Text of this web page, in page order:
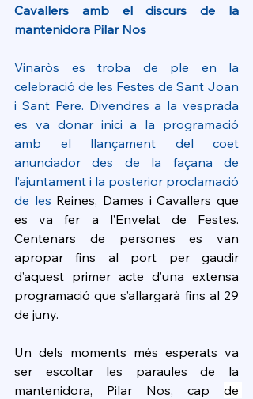
Cavallers amb el discurs de la
mantenidora Pilar Nos
Vinaròs es troba de ple en la
celebració de les Festes de Sant Joan
i Sant Pere. Divendres a la vesprada
es va donar inici a la programació
amb el llançament del coet
anunciador des de la façana de
l’ajuntament i la posterior proclamació
de les Reines, Dames i Cavallers que
es va fer a l’Envelat de Festes.
Centenars de persones es van
apropar fins al port per gaudir
d’aquest primer acte d’una extensa
programació que s’allargarà fins al 29
de juny.
Un dels moments més esperats va
ser escoltar les paraules de la
mantenidora, Pilar Nos, cap de